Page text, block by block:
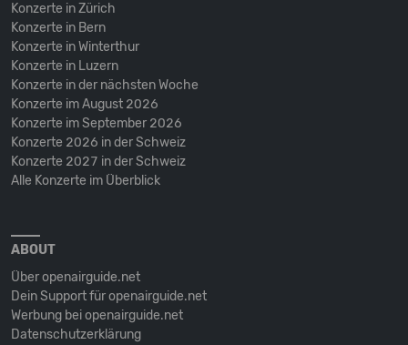
Konzerte in Zürich
Konzerte in Bern
Konzerte in Winterthur
Konzerte in Luzern
Konzerte in der nächsten Woche
Konzerte im August 2026
Konzerte im September 2026
Konzerte 2026 in der Schweiz
Konzerte 2027 in der Schweiz
Alle Konzerte im Überblick
ABOUT
Über openairguide.net
Dein Support für openairguide.net
Werbung bei openairguide.net
Datenschutz­erklärung